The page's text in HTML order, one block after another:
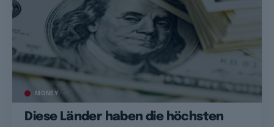
MONEY
Diese Länder haben die höchsten